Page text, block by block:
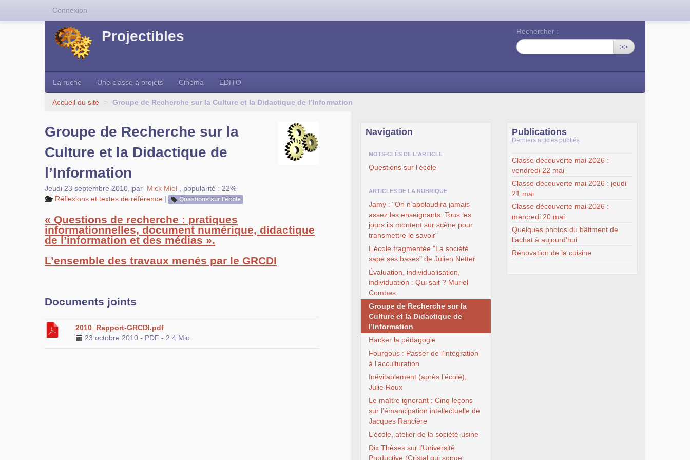
Projectibles
Rechercher :
>>
La ruche Une classe à projets Cinéma EDITO
Accueil du site > Groupe de Recherche sur la Culture et la Didactique de l’Information
Groupe de Recherche sur la
Culture et la Didactique de
l’Information
Jeudi 23 septembre 2010 par Mick Miel
popularité : 22%
Réflexions et textes de référence | Questions sur l’école
« Questions de recherche : pratiques
informationnelles, document numérique, didactique
de l’information et des médias ».
L’ensemble des travaux menés par le GRCDI
Documents joints
2010_Rapport-GRCDI.pdf
23 octobre 2010 - PDF - 2.4 Mio
Navigation
MOTS-CLÉS DE L'ARTICLE
Questions sur l’école
ARTICLES DE LA RUBRIQUE
Jamy : "On n’applaudira jamais
assez les enseignants. Tous les
jours ils montent sur scène pour
transmettre le savoir"
L’école fragmentée "La société
sape ses bases" de Julien Netter
Évaluation, individualisation,
individuation : Qui sait ? Muriel
Combes
Groupe de Recherche sur la
Culture et la Didactique de
l’Information
Hacker la pédagogie
Fourgous : Passer de l’intégration
à l’acculturation
Inévitablement (après l’école),
Julie Roux
Le maître ignorant : Cinq leçons
sur l’émancipation intellectuelle de
Jacques Rancière
L’école, atelier de la société-usine
Dix Thèses sur l’Université
Productive (Cristal qui songe,
Publications
Derniers articles publiés
Classe découverte mai 2026 :
vendredi 22 mai
Classe découverte mai 2026 : jeudi
21 mai
Classe découverte mai 2026 :
mercredi 20 mai
Quelques photos du bâtiment de
l’achat à aujourd’hui
Rénovation de la cuisine
Connexion